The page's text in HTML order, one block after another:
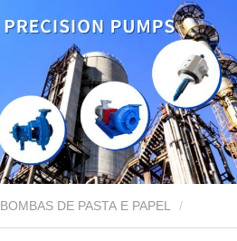
BOMBAS DE PASTA E PAPEL